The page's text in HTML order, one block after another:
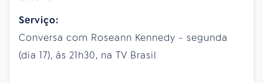
Serviço:
Conversa com Roseann Kennedy - segunda
(dia 17), às 21h30, na TV Brasil